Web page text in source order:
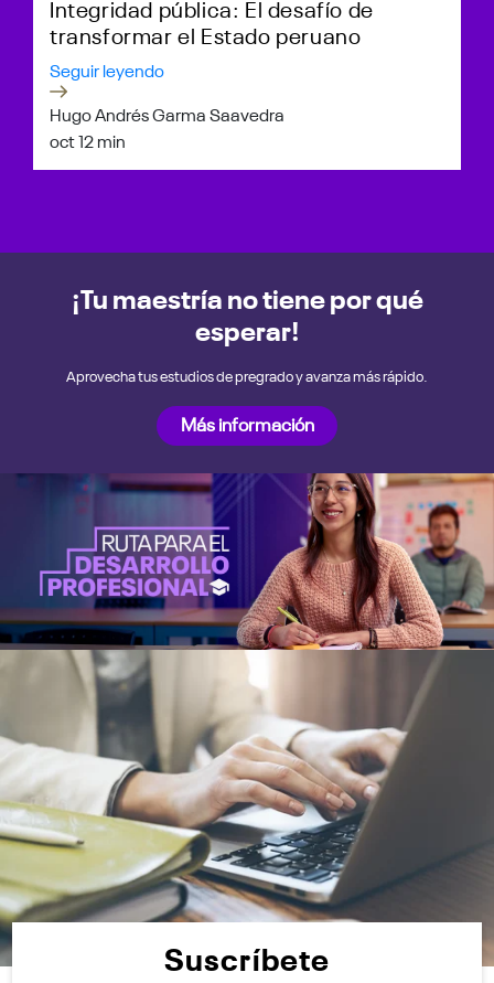
Integridad pública: El desafío de
transformar el Estado peruano
Seguir leyendo
Hugo Andrés Garma Saavedra
oct 12 min
¡Tu maestría no tiene por qué
esperar!
Aprovecha tus estudios de pregrado y avanza más rápido.
Más información
Suscríbete